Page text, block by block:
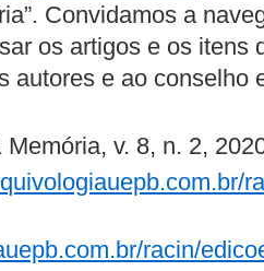
Convidamos a
os artigos e os itens
autores e ao conselho
v. 8, n. 2,
racin/